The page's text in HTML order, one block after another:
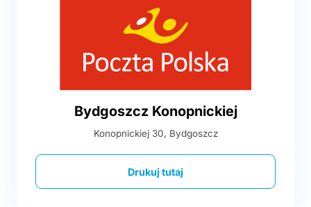
Bydgoszcz Konopnickiej
Konopnickiej 30, Bydgoszcz
Drukuj tutaj